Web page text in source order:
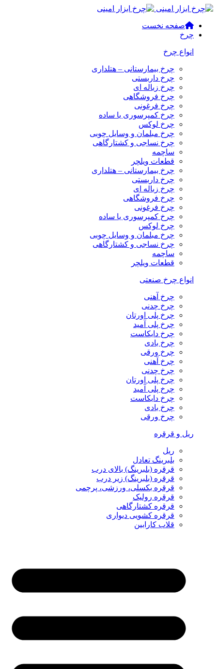
صفحه نخست
چرخ
انواع چرخ
چرخ بیمارستانی – هتلداری
چرخ داربستی
چرخ زباله ای
چرخ فروشگاهی
چرخ فرغونی
چرخ کمپرسوری یا ساده
چرخ لوکس
چرخ مبلمان و وسایل چوبی
چرخ نساجی و کشتارگاهی
ساچمه
قطعات ویلچر
چرخ بیمارستانی – هتلداری
چرخ داربستی
چرخ زباله ای
چرخ فروشگاهی
چرخ فرغونی
چرخ کمپرسوری یا ساده
چرخ لوکس
چرخ مبلمان و وسایل چوبی
چرخ نساجی و کشتارگاهی
ساچمه
قطعات ویلچر
انواع چرخ صنعتی
چرخ آهنی
چرخ چدنی
چرخ پلی اورتان
چرخ پلی آمید
چرخ دایکاست
چرخ بادی
چرخ ورقی
چرخ آهنی
چرخ چدنی
چرخ پلی اورتان
چرخ پلی آمید
چرخ دایکاست
چرخ بادی
چرخ ورقی
ریل و قرقره
ریل
بلبرینگ تعادل
قرقره (بلبرینگ) بالای درب
قرقره (بلبرینگ) زیر درب
قرقره بکسلی، ورزشی، پرچمی
قرقره رولیک
قرقره کشتارگاهی
قرقره کشویی دیواری
قلاب کارابین